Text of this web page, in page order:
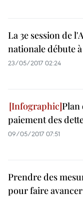
La 3e session de
nationale débute
23/05/2017 02:24
Plan
paiement des
09/05/2017 07:51
Prendre des
pour faire